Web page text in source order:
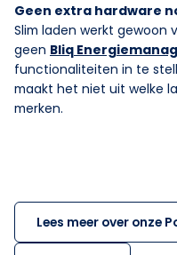
Geen extra hardware
Slim laden werkt gewoon
geen Bliq
functionaliteiten in te
maakt het niet uit welke
merken.
Lees meer over onze